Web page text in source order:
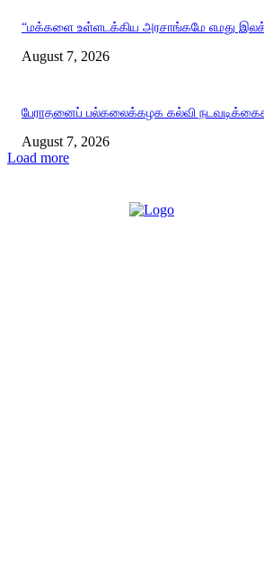
“மக்களை உள்ளடக்கிய அரசாங்கமே எமது
August 7, 2026
பேராதனைப் பல்கலைக்கழக கல்வி
August 7, 2026
Load more